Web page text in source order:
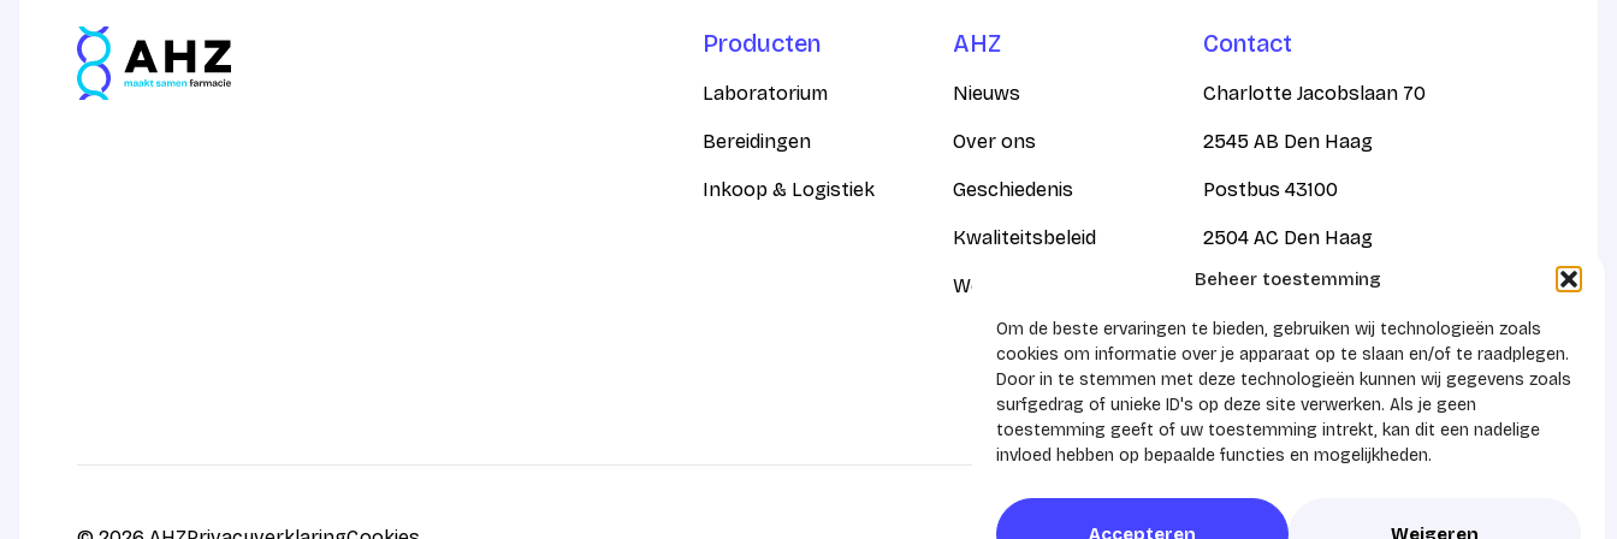
Beheer toestemming
Om de beste ervaringen te bieden, gebruiken wij technologieën zoals
cookies om informatie over je apparaat op te slaan en/of te raadplegen.
Door in te stemmen met deze technologieën kunnen wij gegevens zoals
surfgedrag of unieke ID's op deze site verwerken. Als je geen
toestemming geeft of uw toestemming intrekt, kan dit een nadelige
invloed hebben op bepaalde functies en mogelijkheden.
Accepteren Weigeren
Producten
Laboratorium
Bereidingen
Inkoop & Logistiek
AHZ
Nieuws
Over ons
Geschiedenis
Kwaliteitsbeleid
Werken bij
Contact
Charlotte Jacobslaan 70
2545 AB Den Haag
Postbus 43100
2504 AC Den Haag
KVK 41159788